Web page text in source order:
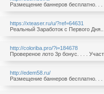
Размещение баннеров бесплатно. . .
https://xteaser.ru/u/?ref=64631
Реальный Заработок с Первого
http://coloriba.pro/?i=184678
Провереное лото 3р бонус. . . .
http://edem58.ru/
Размещение баннеров бесплатно. . .